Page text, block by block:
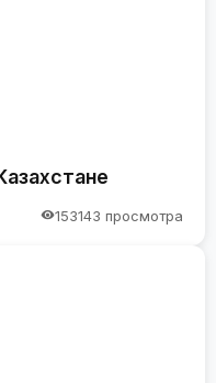
153143 просмотра